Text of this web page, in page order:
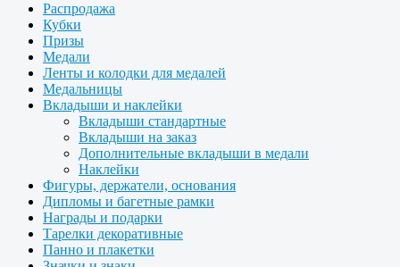
Распродажа
Кубки
Призы
Медали
Ленты и колодки для медалей
Медальницы
Вкладыши и наклейки
Вкладыши стандартные
Вкладыши на заказ
Дополнительные вкладыши в медали
Наклейки
Фигуры, держатели, основания
Дипломы и багетные рамки
Награды и подарки
Тарелки декоративные
Панно и плакетки